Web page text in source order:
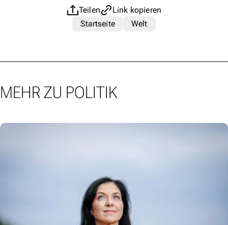
Teilen
Link kopieren
Startseite
Welt
MEHR ZU POLITIK